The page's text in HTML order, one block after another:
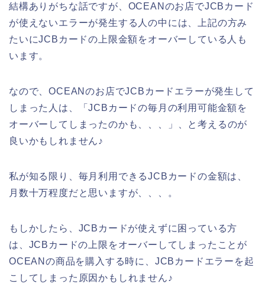
結構ありがちな話ですが、OCEANのお店でJCBカード
が使えないエラーが発生する人の中には、上記の方み
たいにJCBカードの上限金額をオーバーしている人も
います。
なので、OCEANのお店でJCBカードエラーが発生して
しまった人は、「JCBカードの毎月の利用可能金額を
オーバーしてしまったのかも、、、」、と考えるのが
良いかもしれません♪
私が知る限り、毎月利用できるJCBカードの金額は、
月数十万程度だと思いますが、、、。
もしかしたら、JCBカードが使えずに困っている方
は、JCBカードの上限をオーバーしてしまったことが
OCEANの商品を購入する時に、JCBカードエラーを起
こしてしまった原因かもしれません♪